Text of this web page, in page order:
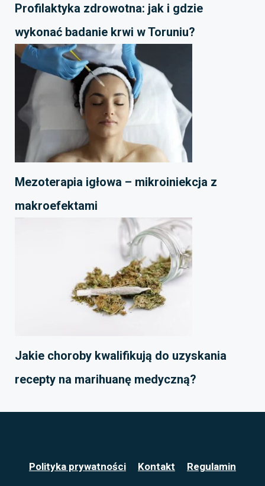
Profilaktyka zdrowotna: jak i gdzie
wykonać badanie krwi w Toruniu?
Mezoterapia igłowa – mikroiniekcja z
makroefektami
Jakie choroby kwalifikują do uzyskania
recepty na marihuanę medyczną?
Polityka prywatności Kontakt Regulamin